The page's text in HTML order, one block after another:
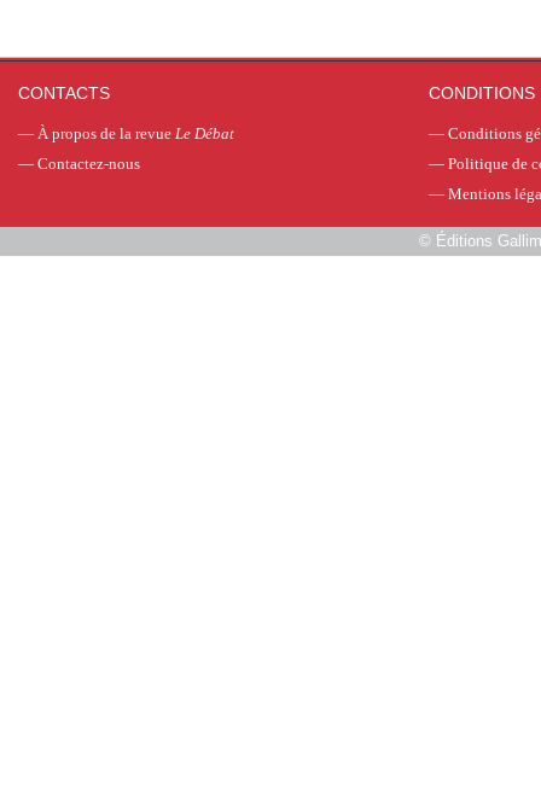
CONTACTS
— À propos de la revue Le Débat
— Contactez-nous
CONDITIONS
— Conditions
— Politique de
— Mentions
© Éditions